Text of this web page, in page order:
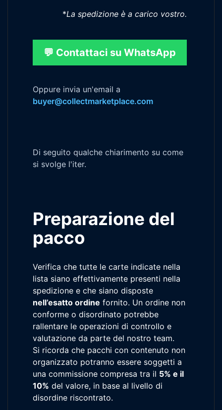
*La spedizione è a carico vostro.
💬 Contattaci su WhatsApp
Oppure invia un'email a
buyer@collectmarketplace.com
Di seguito qualche chiarimento su come
si svolge l'iter.
Preparazione del
pacco
Verifica che tutte le carte indicate nella
lista siano effettivamente presenti nella
spedizione e che siano disposte
nell’esatto ordine fornito. Un ordine non
conforme o disordinato potrebbe
rallentare le operazioni di controllo e
valutazione da parte del nostro team.
Si ricorda che pacchi con contenuto non
organizzato potranno essere soggetti a
una commissione compresa tra il 5% e il
10% del valore, in base al livello di
disordine riscontrato.